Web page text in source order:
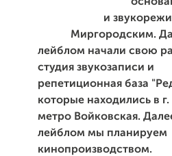
и
лейблом
студия
которые
метро
лейблом мы
кинопроизводством.